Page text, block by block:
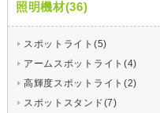
照明機材(36)
スポットライト(5)
アームスポットライト(4)
高輝度スポットライト(2)
スポットスタンド(7)